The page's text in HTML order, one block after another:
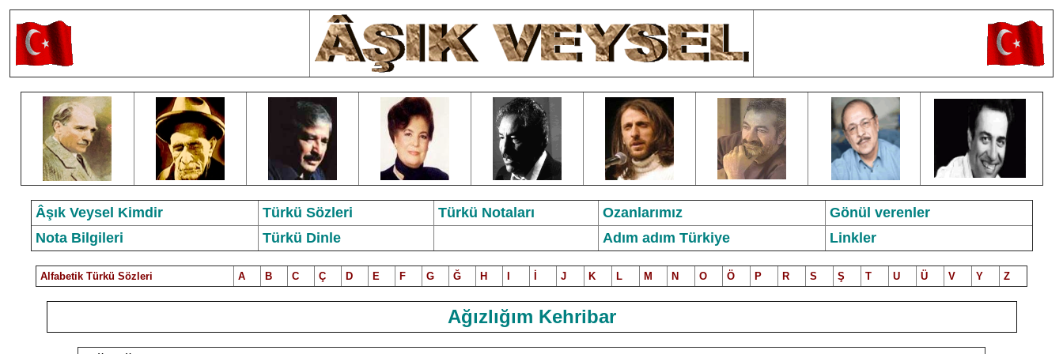
Âşık Veysel Kimdir Türkü Sözleri Türkü Notaları Ozanlarımız
Gönül verenler
Nota Bilgileri
Türkü Dinle Adım adım Türkiye Linkler
Alfabetik Türkü Sözleri A B C Ç D E F G Ğ H J K L M N O Ö P R S Ş T U Ü V Y Z
Ağızlığım Kehribar